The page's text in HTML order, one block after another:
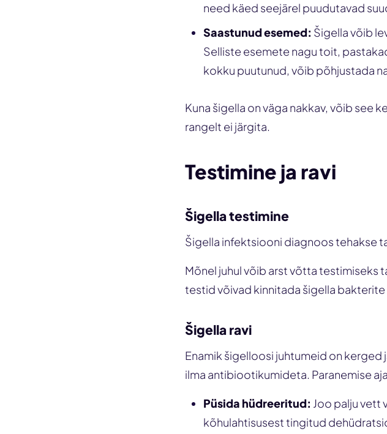
need käed seejärel puudutavad
Saastunud esemed: Šigella võib
Selliste esemete nagu toit,
kokku puutunud, võib põhjustada
Kuna šigella on väga nakkav, võib see
rangelt ei järgita.
Testimine ja ravi
Šigella testimine
Šigella infektsiooni diagnoos tehakse
Mõnel juhul võib arst võtta
testid võivad kinnitada šigella
Šigella ravi
Enamik šigelloosi juhtumeid on kerged
ilma antibiootikumideta. Paranemise
Püsida hüdreeritud: Joo palju vett
kõhulahtisusest tingitud